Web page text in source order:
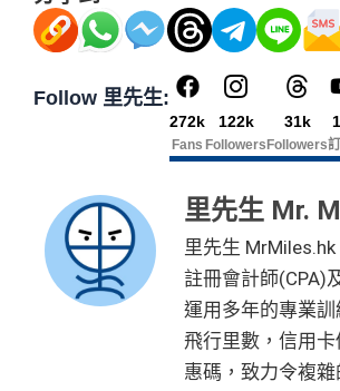
獎賞於完成簽賬條件後5個曆月內自動
卡戶口
Citi新客 ＝ 過去12個月內沒有取消或
nk信用卡
用PayMe/Alipay等電子錢包增值都計
✅優點
食肆/酒店消費現金回贈2%
其他本地港幣簽賬現金回贈1%(連
支付寶HK都有啊！)
八達通自動增值1%
滙豐 Red Card申請網址：MrMiles.hk/
申請完填Form
m賺1個里程段+里賞金❗️（由里先生
es.hk/mmcredit
全新信用卡客戶基本迎新
累積合資格簽賬滿HK$5,800 ：
基本迎新賺$300
「獎賞錢」
啟動新卡後再成功申請「現金套現」
金額達港幣20,000元或以上，並選擇
「獎賞錢」（相等於
Follow 里先生:
272k
Fans
122k
Followers
31k
Followers
里先生 Mr.
里先生
註冊會計師(CPA)
運用多年的專業
飛行里數，信用
惠碼，致力令複